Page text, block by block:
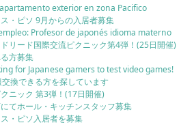
exterior en zona Pacifico
・ピソ 9月からの入居者募集
Profesor de japonés idioma materno
リード国際交流ピクニック第4弾！(25日開催)
方募集
for Japanese gamers to test video games!
換できる方を探しています
ニック 第3弾！(17日開催)
てホール・キッチンスタッフ募集
・ピソ入居者を募集